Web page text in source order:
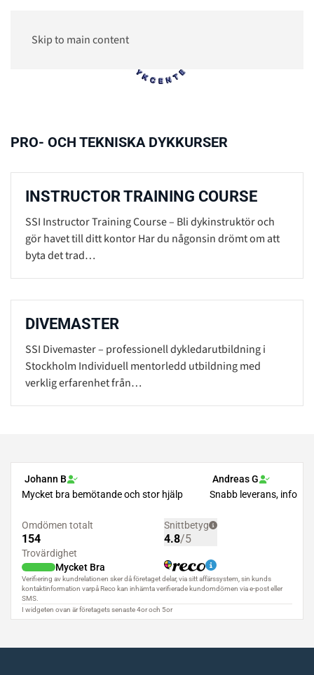
Skip to main content
PRO- OCH TEKNISKA DYKKURSER
INSTRUCTOR TRAINING COURSE
SSI Instructor Training Course – Bli dykinstruktör och
gör havet till ditt kontor Har du någonsin drömt om att
byta det trad…
DIVEMASTER
SSI Divemaster – professionell dykledarutbildning i
Stockholm Individuell mentorledd utbildning med
verklig erfarenhet från…